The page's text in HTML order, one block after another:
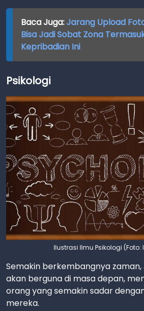
Baca Juga:Jarang Upload
Bisa Jadi Sobat Zona
Kepribadian Ini
Psikologi
Ilustrasi Ilmu Psikologi (Foto:
Semakin berkembangnya zaman,
akan berguna di masa depan,
orang yang semakin sadar
mereka.